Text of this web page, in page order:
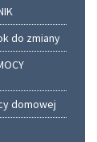
do zmiany
domowej